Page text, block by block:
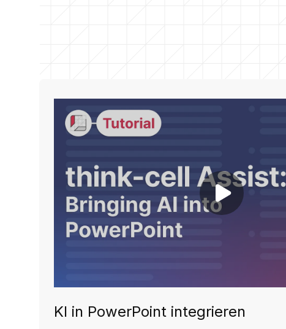
Play video
KI in PowerPoint integrieren